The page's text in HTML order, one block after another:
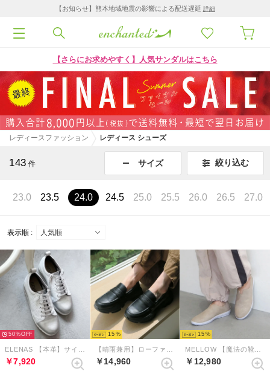
【お知らせ】熊本地域地震の影響による配送遅延 詳細
【さらにお求めやすく】人気サンダルはこちら
レディースファッション レディース シューズ
143 件 サイズ 絞り込む
23.0 23.5 24.0 24.5 25.0 25.5 26.0 26.5 27.0
表示順 :
50%
￥7,920
15
￥14,960
15
￥12,980